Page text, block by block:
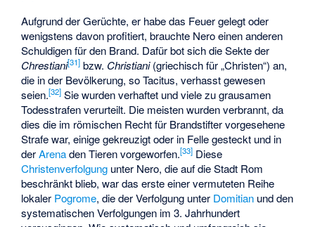
Aufgrund der Gerüchte, er habe das Feuer gelegt oder
wenigstens davon profitiert, brauchte Nero einen anderen
Schuldigen für den Brand. Dafür bot sich die Sekte der
Chrestiani[31] bzw. Christiani(griechisch für „Christen“) an,
die in der Bevölkerung, so Tacitus, verhasst gewesen
seien.[32] Sie wurden verhaftet und viele zu grausamen
Todesstrafen verurteilt. Die meisten wurden verbrannt, da
dies die im römischen Recht für Brandstifter vorgesehene
Strafe war, einige gekreuzigt oder in Felle gesteckt und in
derArenaden Tieren vorgeworfen.[33] Diese
Christenverfolgung unter Nero, die auf die Stadt Rom
beschränkt blieb, war das erste einer vermuteten Reihe
lokaler Pogrome, die der Verfolgung unter Domitian und den
systematischen Verfolgungen im 3. Jahrhundert